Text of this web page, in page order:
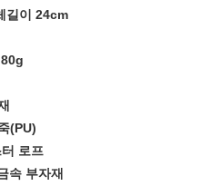
길이 24cm
(PU)
로프
속 부자재